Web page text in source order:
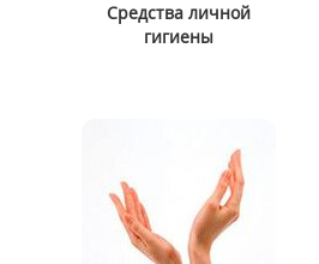
Средства личной
гигиены